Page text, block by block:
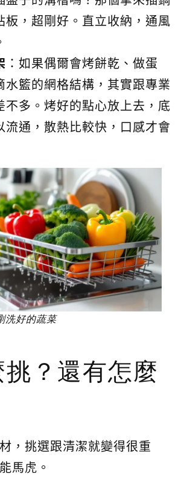
板，超剛好。直立收納，通風
：如果偶爾會烤餅乾、做蛋
水籃的網格結構，其實跟專業
不多。烤好的點心放上去，底
流通，散熱比較快，口感才會
洗好的蔬菜
？還有怎麼
，挑選跟清潔就變得很重
馬虎。